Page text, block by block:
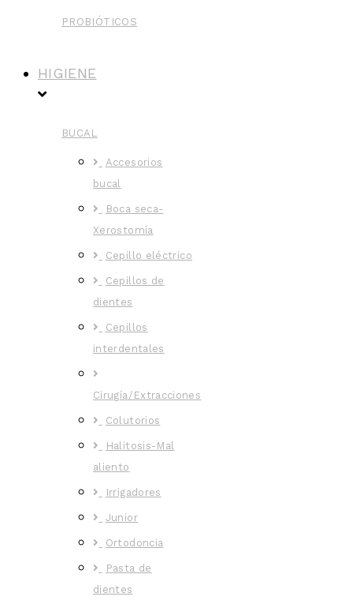
PROBIÓTICOS
HIGIENE
BUCAL
Accesorios
bucal
Boca seca-
Xerostomía
Cepillo eléctrico
Cepillos de
dientes
Cepillos
interdentales
Cirugía/Extracciones
Colutorios
Halitosis-Mal
aliento
Irrigadores
Junior
Ortodoncia
Pasta de
dientes